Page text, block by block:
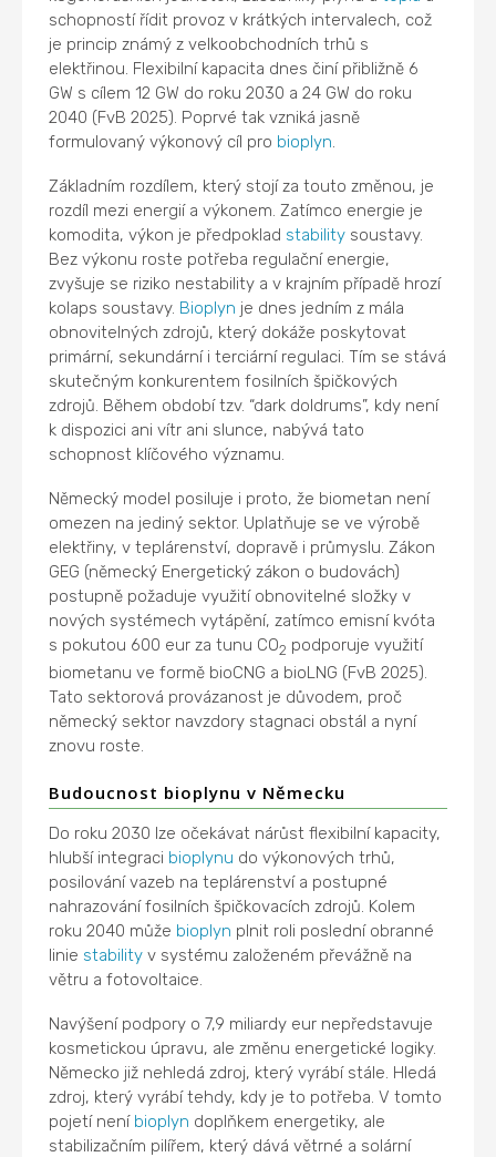
schopností řídit provoz v krátkých intervalech, což
je princip známý z velkoobchodních trhů s
elektřinou. Flexibilní kapacita dnes činí přibližně 6
GW s cílem 12 GW do roku 2030 a 24 GW do roku
2040 (FvB 2025). Poprvé tak vzniká jasně
formulovaný výkonový cíl pro bioplyn.
Základním rozdílem, který stojí za touto změnou, je
rozdíl mezi energií a výkonem. Zatímco energie je
komodita, výkon je předpoklad stability soustavy.
Bez výkonu roste potřeba regulační energie,
zvyšuje se riziko nestability a v krajním případě hrozí
kolaps soustavy. Bioplyn je dnes jedním z mála
obnovitelných zdrojů, který dokáže poskytovat
primární, sekundární i terciární regulaci. Tím se stává
skutečným konkurentem fosilních špičkových
zdrojů. Během období tzv. “dark doldrums”, kdy není
k dispozici ani vítr ani slunce, nabývá tato
schopnost klíčového významu.
Německý model posiluje i proto, že biometan není
omezen na jediný sektor. Uplatňuje se ve výrobě
elektřiny, v teplárenství, dopravě i průmyslu. Zákon
GEG (německý Energetický zákon o budovách)
postupně požaduje využití obnovitelné složky v
nových systémech vytápění, zatímco emisní kvóta
s pokutou 600 eur za tunu CO2 podporuje využití
biometanu ve formě bioCNG a bioLNG (FvB 2025).
Tato sektorová provázanost je důvodem, proč
německý sektor navzdory stagnaci obstál a nyní
znovu roste.
Budoucnost bioplynu v Německu
Do roku 2030 lze očekávat nárůst flexibilní kapacity,
hlubší integraci bioplynu do výkonových trhů,
posilování vazeb na teplárenství a postupné
nahrazování fosilních špičkovacích zdrojů. Kolem
roku 2040 může bioplyn plnit roli poslední obranné
linie stability v systému založeném převážně na
větru a fotovoltaice.
Navýšení podpory o 7,9 miliardy eur nepředstavuje
kosmetickou úpravu, ale změnu energetické logiky.
Německo již nehledá zdroj, který vyrábí stále. Hledá
zdroj, který vyrábí tehdy, kdy je to potřeba. V tomto
pojetí není bioplyn doplňkem energetiky, ale
stabilizačním pilířem, který dává větrné a solární